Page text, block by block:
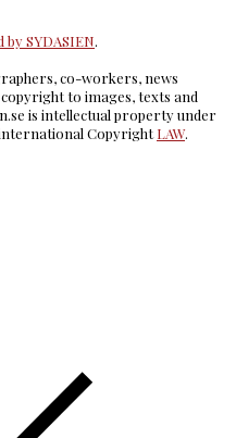
bySYDASIEN.
co-workers, news
to images, texts and
is intellectual property under
CopyrightLAW.